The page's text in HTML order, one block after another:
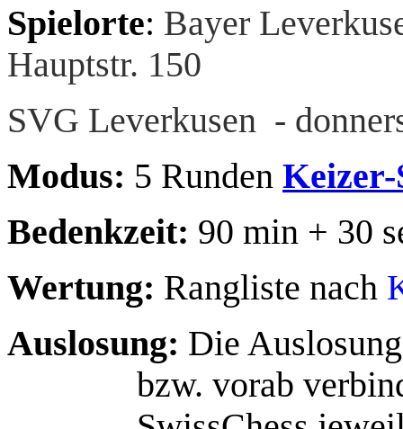
Spielorte: Bayer
Hauptstr. 150
SVG Leverkusen -
Modus: 5 Runden Keizer-
Bedenkzeit: 90 min + 30
Wertung: Rangliste nach
Auslosung: Die
bzw. vorab